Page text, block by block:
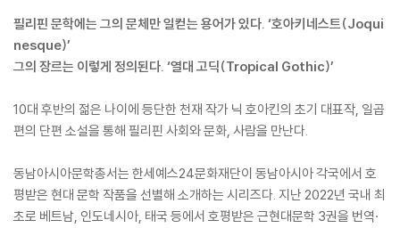
필리핀 문학에는 그의 문체만 일컫는 용어가 있다. ‘호아키네스트(Joqui
nesque)’
그의 장르는 이렇게 정의된다. ‘열대 고딕(Tropical Gothic)’
10대 후반의 젊은 나이에 등단한 천재 작가 닉 호아킨의 초기 대표작, 일곱
편의 단편 소설을 통해 필리핀 사회와 문화, 사람을 만난다.
동남아시아문학총서는 한세예스24문화재단이 동남아시아 각국에서 호
평받은 현대 문학 작품을 선별해 소개하는 시리즈다. 지난 2022년 국내 최
초로 베트남, 인도네시아, 태국 등에서 호평받은 근현대문학 3권을 번역·